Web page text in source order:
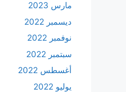
مارس 2023
ديسمبر 2022
نوفمبر 2022
سبتمبر 2022
أغسطس 2022
يوليو 2022